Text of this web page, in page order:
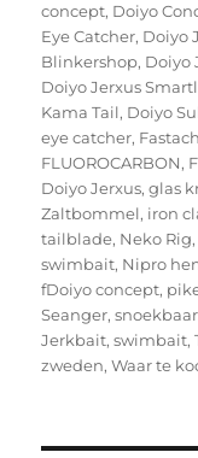
concept, Doiyo
Eye Catcher, Doiyo
Blinkershop, Doiyo
Doiyo Jerxus
Kama Tail, Doiyo
eye catcher,
FLUOROCARBON,
Doiyo Jerxus,glas
Zaltbommel, iron
tailblade, Neko Rig,
swimbait, Nipro
fDoiyo concept,
Seanger,
Jerkbait,swimbait,
zweden,Waar te